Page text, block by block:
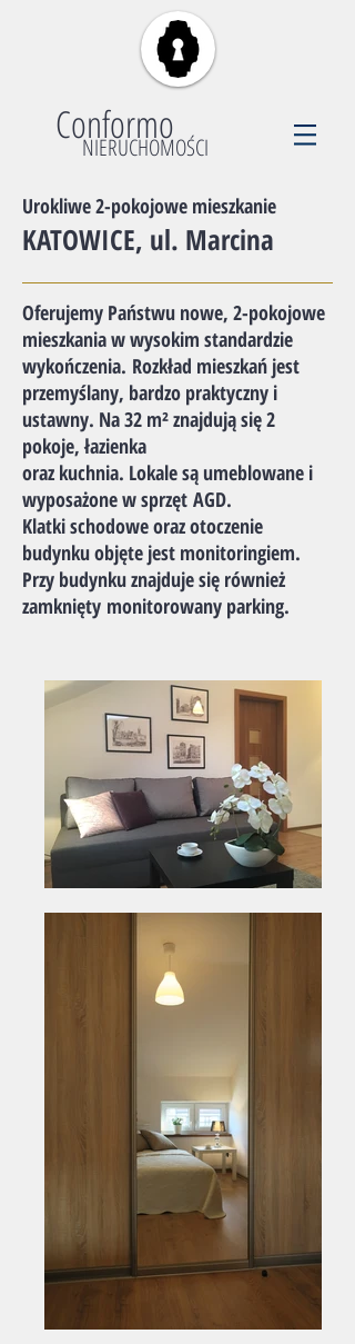
Conformo
NIERUCHOMOŚCI
Urokliwe 2-pokojowe mieszkanie
​KATOWICE, ul. Marcina
Oferujemy Państwu nowe, 2-pokojowe
mieszkania w wysokim standardzie
wykończenia. Rozkład mieszkań jest
przemyślany, bardzo praktyczny i
ustawny. Na 32 m² znajdują się 2
pokoje, łazienka
oraz kuchnia. Lokale są umeblowane i
wyposażone w sprzęt AGD.
Klatki schodowe oraz otoczenie
budynku objęte jest monitoringiem.
Przy budynku znajduje się również
zamknięty monitorowany parking.